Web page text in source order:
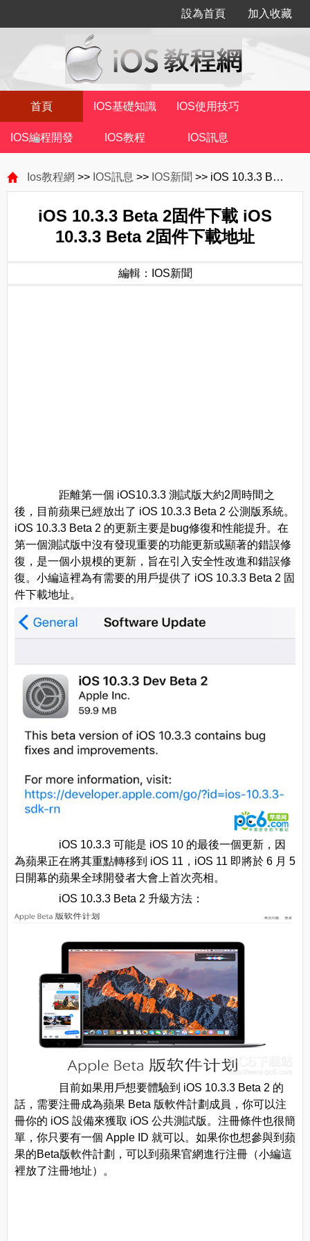
設為首頁 加入收藏
首頁 IOS基礎知識 IOS使用技巧
IOS編程開發 IOS教程 IOS訊息
Ios教程網 >> IOS訊息 >> IOS新聞 >> iOS 10.3.3 Beta 2固件下載 iOS 10.3.3 Beta 2固件下載地址
iOS 10.3.3 Beta 2固件下載 iOS
10.3.3 Beta 2固件下載地址
編輯：IOS新聞
距離第一個 iOS10.3.3 測試版大約2周時間之
後，目前蘋果已經放出了 iOS 10.3.3 Beta 2 公測版系統。
iOS 10.3.3 Beta 2 的更新主要是bug修復和性能提升。在
第一個測試版中沒有發現重要的功能更新或顯著的錯誤修
復，是一個小規模的更新，旨在引入安全性改進和錯誤修
復。小編這裡為有需要的用戶提供了 iOS 10.3.3 Beta 2 固
件下載地址。
iOS 10.3.3 可能是 iOS 10 的最後一個更新，因
為蘋果正在將其重點轉移到 iOS 11，iOS 11 即將於 6 月 5
日開幕的蘋果全球開發者大會上首次亮相。
iOS 10.3.3 Beta 2 升級方法：
目前如果用戶想要體驗到 iOS 10.3.3 Beta 2 的
話，需要注冊成為蘋果 Beta 版軟件計劃成員，你可以注
冊你的 iOS 設備來獲取 iOS 公共測試版。注冊條件也很簡
單，你只要有一個 Apple ID 就可以。如果你也想參與到蘋
果的Beta版軟件計劃，可以到蘋果官網進行注冊（小編這
裡放了注冊地址）。